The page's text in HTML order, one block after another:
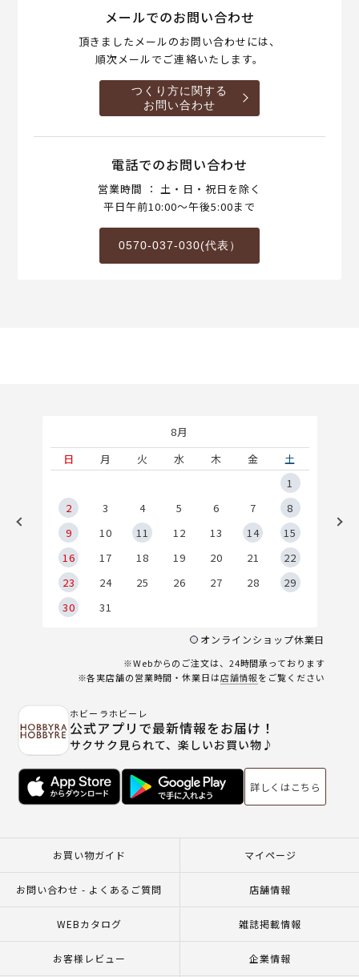
メールでのお問い合わせ
頂きましたメールのお問い合わせには、
順次メールでご連絡いたします。
つくり方に関する
お問い合わせ
電話でのお問い合わせ
営業時間 ： 土・日・祝日を除く
平日午前10:00～午後5:00まで
0570-037-030(代表）
8月
日
月 火 水 木 金
土
1
2
3 4 5 6 7
8
9
10 11 12 13 14
15
16
17 18 19 20 21
22
23
24 25 26 27 28
29
30
31
オンラインショップ休業日
※Webからのご注文は、24時間承っております
※各実店舗の営業時間・休業日は店舗情報をご覧ください
ホビーラホビーレ
公式アプリで最新情報をお届け！
サクサク見られて、楽しいお買い物♪
詳しくはこちら
お買い物ガイド マイページ
お問い合わせ - よくあるご質問 店舗情報
WEBカタログ 雑誌掲載情報
お客様レビュー 企業情報